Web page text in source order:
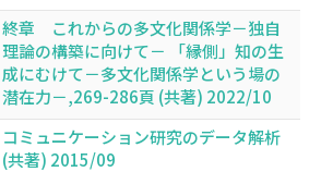
終章 これからの多文化関係学－独自
理論の構築に向けて－ 「縁側」知の生
成にむけて－多文化関係学という場の
潜在力－,269-286頁 (共著) 2022/10
コミュニケーション研究のデータ解析
(共著) 2015/09